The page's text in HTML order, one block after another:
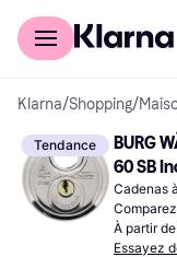
Acheter avec Klarna
Klarna/Shopping/
Tendance
BURG
60 SB
Cadenas
À partir
Essayez